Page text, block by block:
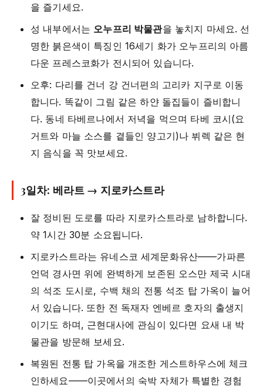
을 즐기세요.
성 내부에서는 오누프리 박물관을 놓치지 마세요. 선
명한 붉은색이 특징인 16세기 화가 오누프리의 아름
다운 프레스코화가 전시되어 있습니다.
오후: 다리를 건너 강 건너편의 고리카 지구로 이동
합니다. 똑같이 그림 같은 하얀 돌집들이 즐비합니
다. 동네 타베르나에서 저녁을 먹으며 타베 코시(요
거트와 마늘 소스를 곁들인 양고기)나 뷔렉 같은 현
지 음식을 꼭 맛보세요.
3일차: 베라트 → 지로카스트라
잘 정비된 도로를 따라 지로카스트라로 남하합니다.
약 1시간 30분 소요됩니다.
지로카스트라는 유네스코 세계문화유산——가파른
언덕 경사면 위에 완벽하게 보존된 오스만 제국 시대
의 석조 도시로, 수백 채의 전통 석조 탑 가옥이 늘어
서 있습니다. 또한 전 독재자 엔베르 호자의 출생지
이기도 하며, 근현대사에 관심이 있다면 요새 내 박
물관을 방문해 보세요.
복원된 전통 탑 가옥을 개조한 게스트하우스에 체크
인하세요——이곳에서의 숙박 자체가 특별한 경험